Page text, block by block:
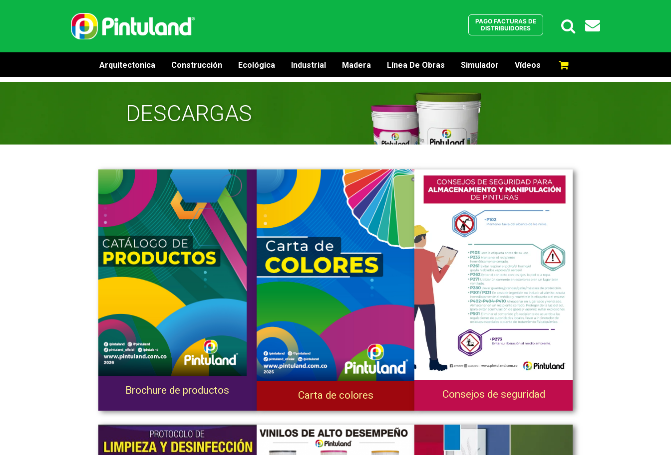
PAGO FACTURAS DE
DISTRIBUIDORES
Arquitectonica Construcción Ecológica Industrial Madera Línea De Obras Simulador Vídeos
DESCARGAS
Brochure de productos Carta de colores Consejos de seguridad